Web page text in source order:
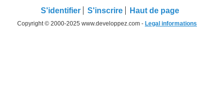
S'identifier S'inscrire Haut de page
Copyright © 2000-2025 www.developpez.com - Legal informations